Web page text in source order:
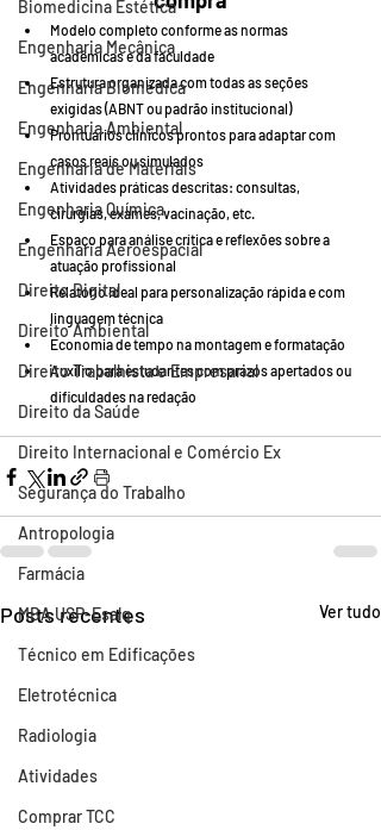
Biomedicina Estética
Engenharia Mecânica
Engenharia Biomédica
Engenharia Ambiental
Engenharia de Materiais
Engenharia Química
Engenharia Aeroespacial
Direito Digital
Direito Ambiental
Direito Trabalhista e Empresarial
Direito da Saúde
Direito Internacional e Comércio Ex
Segurança do Trabalho
Antropologia
Farmácia
MBA USP-Esalq
Técnico em Edificações
Eletrotécnica
Radiologia
Atividades
Comprar TCC
Modelo completo conforme as normas
acadêmicas e da faculdade
Estrutura organizada com todas as seções
exigidas (ABNT ou padrão institucional)
Prontuários clínicos prontos para adaptar com
casos reais ou simulados
Atividades práticas descritas: consultas,
cirurgias, exames, vacinação, etc.
Espaço para análise crítica e reflexões sobre a
atuação profissional
Relatório ideal para personalização rápida e com
linguagem técnica
Economia de tempo na montagem e formatação
Auxílio para estudantes com prazos apertados ou
dificuldades na redação
Posts recentes Ver tudo